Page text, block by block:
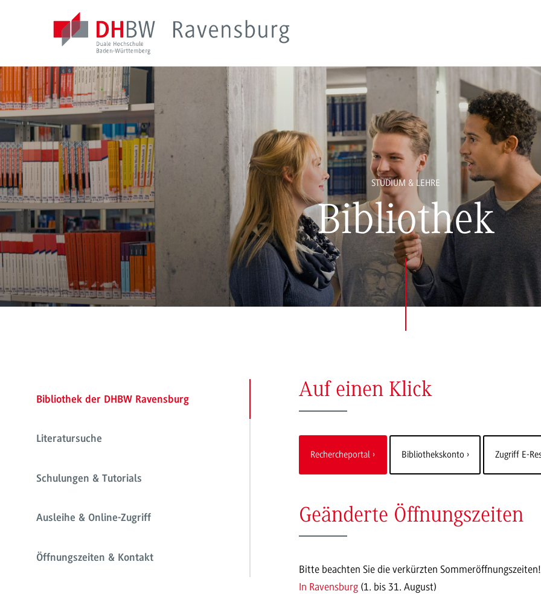
STUDIUM & LEHRE
Bibliothek
Bibliothek der DHBW Ravensburg
Literatursuche
Schulungen & Tutorials
Ausleihe & Online-Zugriff
Öffnungszeiten & Kontakt
Auf einen Klick
Rechercheportal Bibliothekskonto Zugriff E-
Geänderte Öffnungszeiten
Bitte beachten Sie die verkürzten
In Ravensburg (1. bis 31. August)